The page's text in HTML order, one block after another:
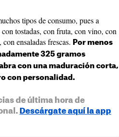
tipos de consumo, pues a
tostadas, con fruta, con vino, con
ensaladas frescas.
Por menos
325 gramos
con una maduración corta,
con personalidad.
de última hora de
Descárgate aquí la app